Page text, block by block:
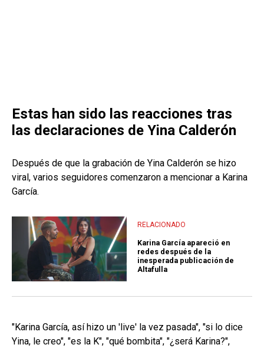
Estas han sido las reacciones tras
las declaraciones de Yina Calderón
Después de que la grabación de Yina Calderón se hizo
viral, varios seguidores comenzaron a mencionar a Karina
García.
RELACIONADO
Karina García apareció en
redes después de la
inesperada publicación de
Altafulla
"Karina García, así hizo un 'live' la vez pasada", "si lo dice
Yina, le creo", "es la K", "qué bombita", "¿será Karina?",